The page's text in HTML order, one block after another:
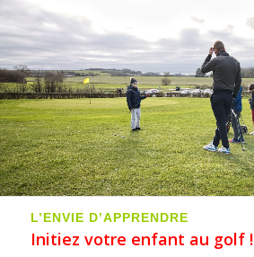
L’ENVIE D’APPRENDRE
Initiez votre enfant au golf !